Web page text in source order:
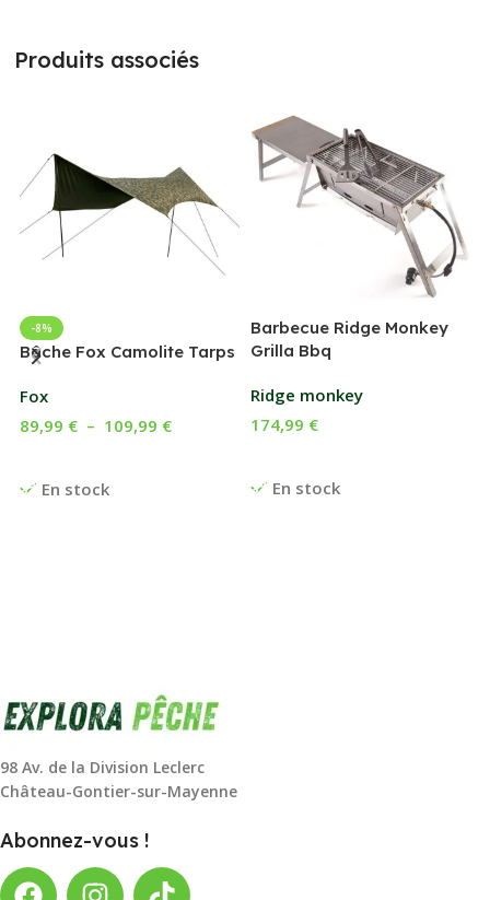
Produits associés
-8%
Bâche Fox Camolite Tarps
Fox
En stock
89,99 € – 109,99 €
Barbecue Ridge Monkey
Grilla Bbq
Ridge monkey
En stock
174,99 €
98 Av. de la Division Leclerc
Château-Gontier-sur-Mayenne
Abonnez-vous !